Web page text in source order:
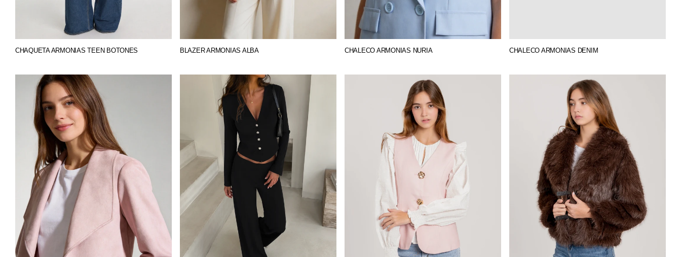
CHAQUETA ARMONIAS TEEN BOTONES BLAZER ARMONIAS ALBA CHALECO ARMONIAS NURIA CHALECO ARMONIAS DENIM